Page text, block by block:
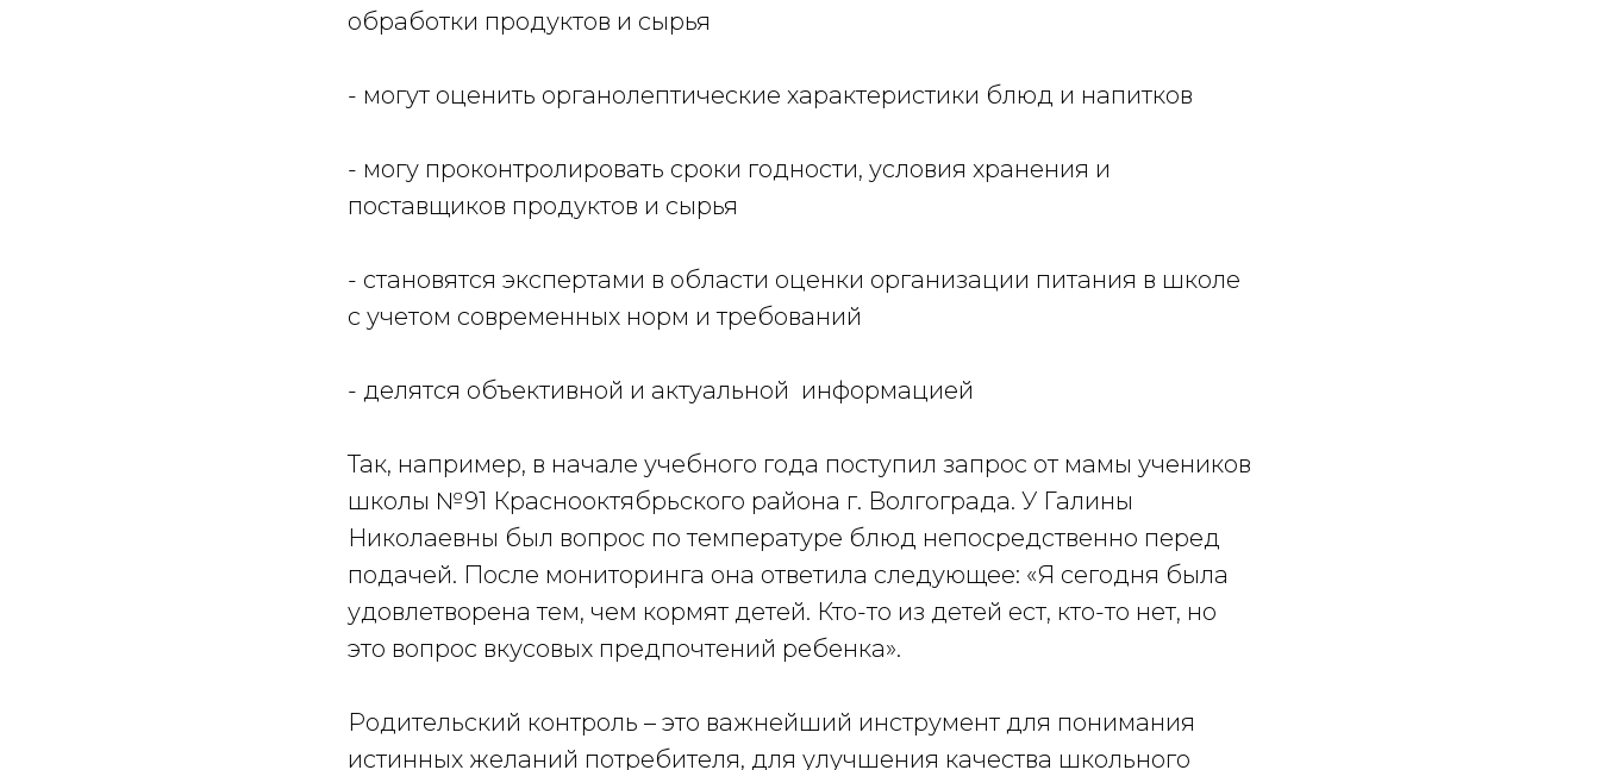
обработки продуктов и сырья
- могут оценить органолептические характеристики блюд и напитков
- могу проконтролировать сроки годности, условия хранения и
поставщиков продуктов и сырья
- становятся экспертами в области оценки организации питания в школе
с учетом современных норм и требований
- делятся объективной и актуальной информацией
Так, например, в начале учебного года поступил запрос от мамы учеников
школы №91 Краснооктябрьского района г. Волгограда. У Галины
Николаевны был вопрос по температуре блюд непосредственно перед
подачей. После мониторинга она ответила следующее: «Я сегодня была
удовлетворена тем, чем кормят детей. Кто-то из детей ест, кто-то нет, но
это вопрос вкусовых предпочтений ребенка».
Родительский контроль – это важнейший инструмент для понимания
истинных желаний потребителя, для улучшения качества школьного